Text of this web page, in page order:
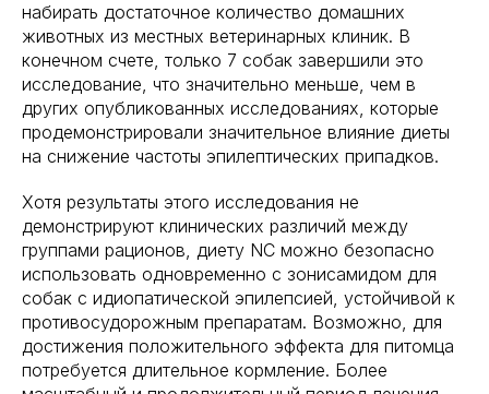
набирать достаточное количество домашних
животных из местных ветеринарных клиник. В
конечном счете, только 7 собак завершили это
исследование, что значительно меньше, чем в
других опубликованных исследованиях, которые
продемонстрировали значительное влияние диеты
на снижение частоты эпилептических припадков.
Хотя результаты этого исследования не
демонстрируют клинических различий между
группами рационов, диету NC можно безопасно
использовать одновременно с зонисамидом для
собак с идиопатической эпилепсией, устойчивой к
противосудорожным препаратам. Возможно, для
достижения положительного эффекта для питомца
потребуется длительное кормление. Более